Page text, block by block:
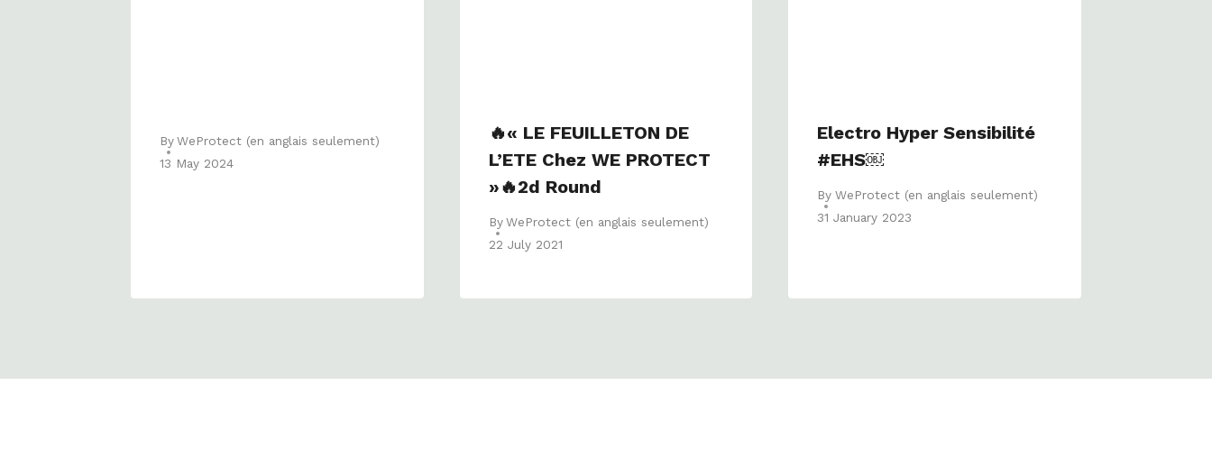
ByWeProtect (en anglais seulement)
13 May 2024
🔥« LE FEUILLETON DE
L’ETE Chez WE PROTECT
»🔥2d Round
By WeProtect (en anglais seulement)
22 July 2021
Electro Hyper Sensibilité
#EHS￼
By WeProtect (en anglais seulement)
31 January 2023